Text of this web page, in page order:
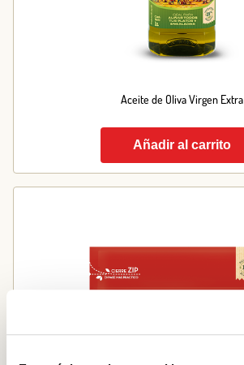
Aceite de Oliva Virgen Extra
Añadir al carrito